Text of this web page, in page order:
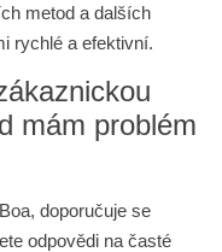
metod a dalších
rychlé a efektivní.
mám problém
doporučuje se
odpovědi na časté